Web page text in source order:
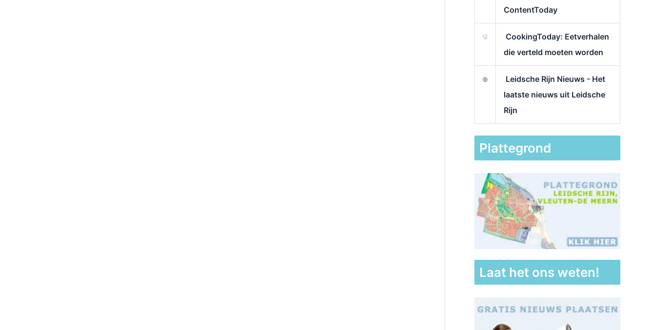
ContentToday
CookingToday: Eetverhalen
die verteld moeten worden
Leidsche Rijn Nieuws - Het
laatste nieuws uit Leidsche
Rijn
Plattegrond
Laat het ons weten!